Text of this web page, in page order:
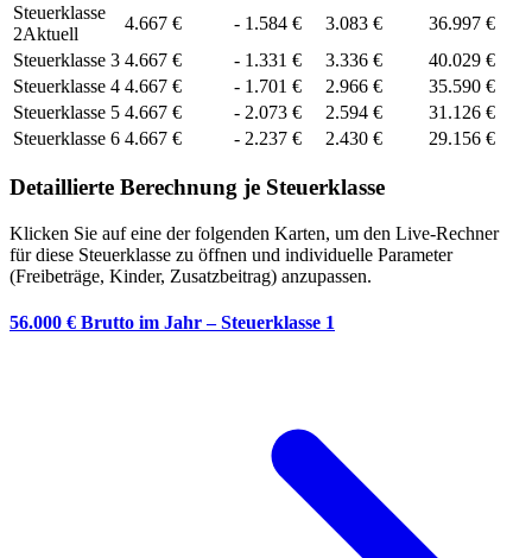
Steuerklasse
2Aktuell
4.667 € - 1.584 € 3.083 € 36.997 €
Steuerklasse 3 4.667 € - 1.331 € 3.336 € 40.029 €
Steuerklasse 4 4.667 € - 1.701 € 2.966 € 35.590 €
Steuerklasse 5 4.667 € - 2.073 € 2.594 € 31.126 €
Steuerklasse 6 4.667 € - 2.237 € 2.430 € 29.156 €
Detaillierte Berechnung je Steuerklasse
Klicken Sie auf eine der folgenden Karten, um den Live-Rechner
für diese Steuerklasse zu öffnen und individuelle Parameter
(Freibeträge, Kinder, Zusatzbeitrag) anzupassen.
56.000 € Brutto im Jahr – Steuerklasse 1